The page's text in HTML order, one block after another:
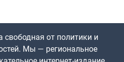
свободная от политики и
Мы — региональное